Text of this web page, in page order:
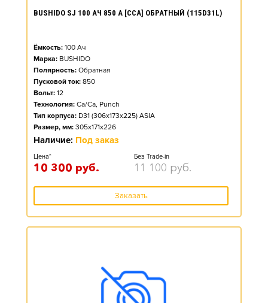
BUSHIDO SJ 100 АЧ 850 А [CCA] ОБРАТНЫЙ (115D31L)
Ёмкость: 100 Ач
Марка: BUSHIDO
Полярность: Обратная
Пусковой ток: 850
Вольт: 12
Технология: Ca/Ca, Punch
Тип корпуса: D31 (306x173x225) ASIA
Размер, мм: 305x171x226
Наличие: Под заказ
Цена*
10 300 руб.
Без Trade-in
11 100 руб.
Заказать